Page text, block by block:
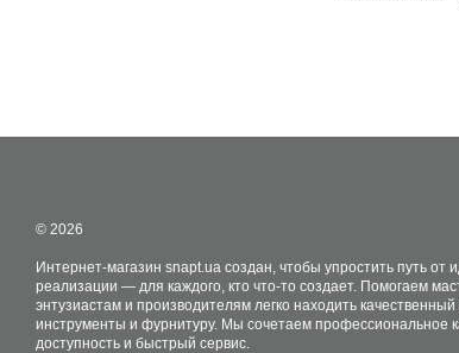
© 2026
Интернет-магазин snapt.ua создан, чтобы упростить путь от
реализации — для каждого, кто что-то создает. Помогаем
энтузиастам и производителям легко находить
инструменты и фурнитуру. Мы сочетаем профессиональное
доступность и быстрый сервис.